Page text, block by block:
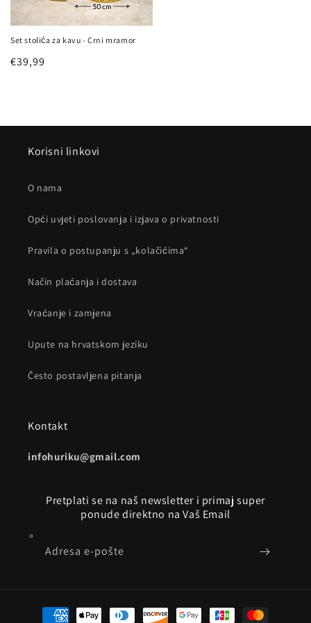
Set stolića za kavu - Crni mramor
Redovna
€39,99
Korisni linkovi
O nama
Opći uvjeti poslovanja i izjava o privatnosti
Pravila o postupanju s „kolačićima“
Način plaćanja i dostava
Vraćanje i zamjena
Upute na hrvatskom jeziku
Često postavljena pitanja
Kontakt
infohuriku@gmail.com
Pretplati se na naš newsletter i primaj super
ponude direktno na Vaš Email
Adresa e-pošte
Načini